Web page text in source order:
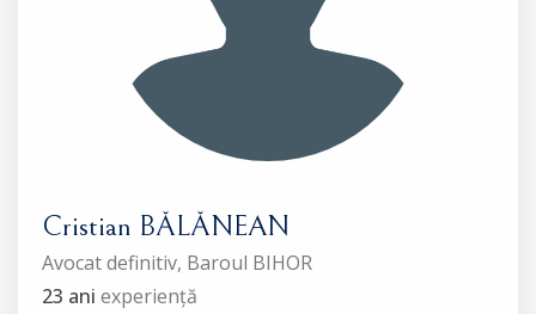
Cristian BĂLĂNEAN
Avocat definitiv, Baroul BIHOR
23 ani experiență